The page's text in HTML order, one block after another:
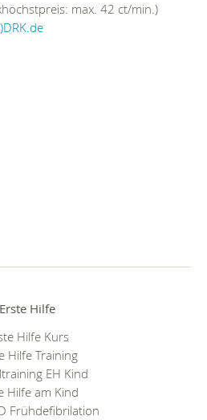
max. 42 ct/min.)
Erste Hilfe
Hilfe Kurs
Hilfe Training
EH Kind
Hilfe am Kind
Frühdefibrilation